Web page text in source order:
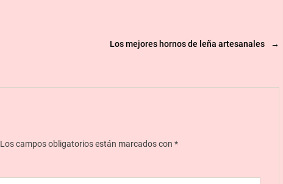
→
Los mejores hornos de leña artesanales
Los campos obligatorios están marcados con *